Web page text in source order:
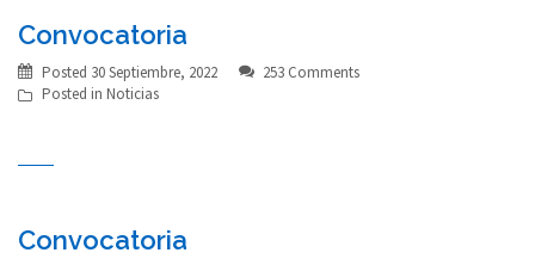
Convocatoria
Posted 30 Septiembre, 2022
253 Comments
Posted in Noticias
Convocatoria